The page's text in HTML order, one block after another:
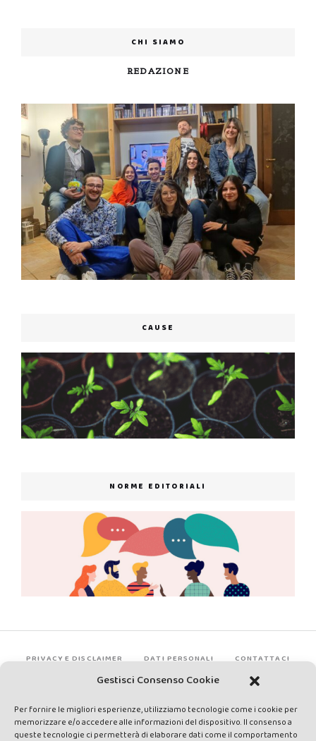
Gestisci Consenso Cookie
Per fornire le migliori esperienze, utilizziamo tecnologie come i cookie per
memorizzare e/o accedere alle informazioni del dispositivo. Il consenso a
queste tecnologie ci permetterà di elaborare dati come il comportamento
CHI SIAMO
REDAZIONE
CAUSE
NORME EDITORIALI
PRIVACY E DISCLAIMER DATI PERSONALI CONTATTACI